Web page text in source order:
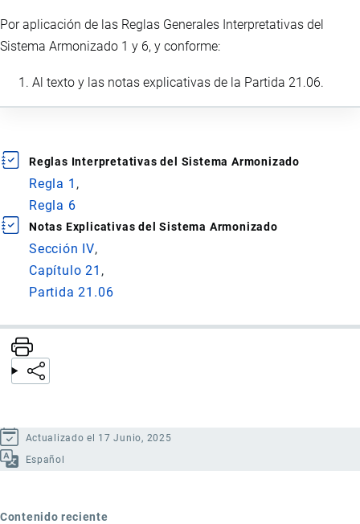
Por aplicación de las Reglas Generales Interpretativas del
Sistema Armonizado 1 y 6, y conforme:
Al texto y las notas explicativas de la Partida 21.06.
Reglas Interpretativas del Sistema Armonizado
Regla 1
Regla 6
Notas Explicativas del Sistema Armonizado
Sección IV
Capítulo 21
Partida 21.06
Actualizado el 17 Junio, 2025
Español
Contenido reciente